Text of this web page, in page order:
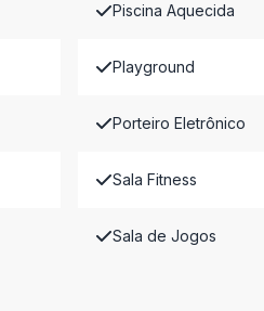
Piscina Aquecida
Playground
Porteiro Eletrônico
Sala Fitness
Sala de Jogos